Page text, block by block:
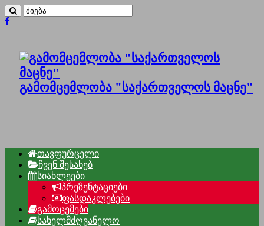
გამომცემლობა "საქართველოს მაცნე"
თავფურცელი
ჩვენ შესახებ
სიახლეები
პრეზენტაციები
ფასდაკლებები
გამოცემები
სახელმძღვანელო